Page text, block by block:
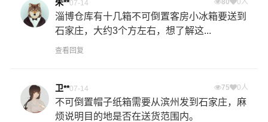
朱**07-14 80 0人
淄博仓库有十几箱不可倒置客房小冰箱要送到
石家庄，大约3个方左右，想了解这...
查看回复
卫**07-14 75 0人
不可倒置帽子纸箱需要从滨州发到石家庄，麻
烦说明目的地是否在送货范围内。